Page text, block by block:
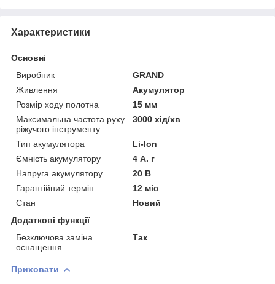
Характеристики
Основні
Виробник
GRAND
Живлення
Акумулятор
Розмір ходу полотна
15 мм
Максимальна частота руху
ріжучого інструменту
3000 хід/хв
Тип акумулятора
Li-Ion
Ємність акумулятору
4 А. г
Напруга акумулятору
20 В
Гарантійний термін
12 міс
Стан
Новий
Додаткові функції
Безключова заміна
оснащення
Так
Приховати